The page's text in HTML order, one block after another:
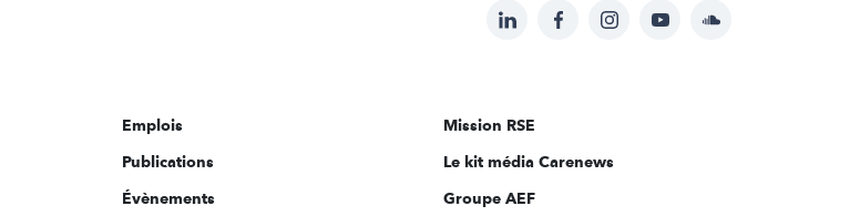
Suivez-
sur:
LinkedInFacebookInstagramYouTubeSoundcloud
Emplois
Publications
Évènements
Mission RSE
Le kit média Carenews
Groupe AEF